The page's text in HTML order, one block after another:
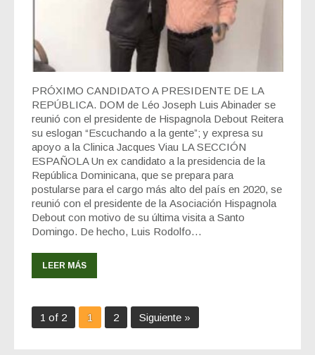
PRÓXIMO CANDIDATO A PRESIDENTE DE LA
REPÚBLICA. DOM de Léo Joseph Luis Abinader se
reunió con el presidente de Hispagnola Debout Reitera
su eslogan “Escuchando a la gente”; y expresa su
apoyo a la Clinica Jacques Viau LA SECCIÓN
ESPAÑOLA Un ex candidato a la presidencia de la
República Dominicana, que se prepara para
postularse para el cargo más alto del país en 2020, se
reunió con el presidente de la Asociación Hispagnola
Debout con motivo de su última visita a Santo
Domingo. De hecho, Luis Rodolfo…
LEER MÁS
1 of 2 1 2 Siguiente »